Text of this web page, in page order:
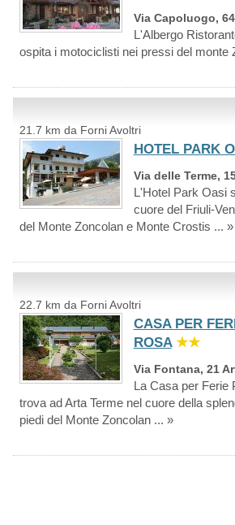
Via Capoluogo,
L'Albergo
ospita i motociclisti nei pressi del monte
21.7 km da Forni Avoltri
HOTEL PARK
Via delle Terme,
L'Hotel Park Oasi
cuore del Friuli-
del Monte Zoncolan e Monte Crostis ... »
22.7 km da Forni Avoltri
CASA PER
ROSA ★★
Via Fontana, 21
La Casa per Ferie
trova ad Arta Terme nel cuore della
piedi del Monte Zoncolan ... »